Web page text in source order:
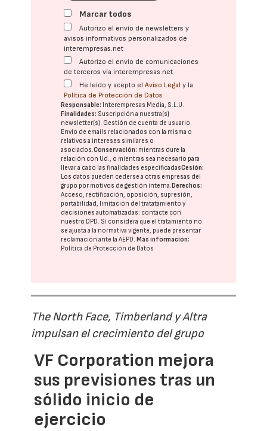
Marcar todos
Autorizo el envío de newsletters y
avisos informativos personalizados de
interempresas.net
Autorizo el envío de comunicaciones
de terceros vía interempresas.net
He leído y acepto elAviso Legal y la
Política de Protección de Datos
Responsable: Interempresas Media, S.L.U.
Finalidades: Suscripción a nuestra(s)
newsletter(s). Gestión de cuenta de usuario.
Envío de emails relacionados con la misma o
relativos a intereses similares o
asociados.Conservación: mientras dure la
relación con Ud., o mientras sea necesario para
llevar a cabo las finalidades especificadasCesión:
Los datos pueden cederse a otras empresas del
grupo por motivos de gestión interna.Derechos:
Acceso, rectificación, oposición, supresión,
portabilidad, limitación del tratatamiento y
decisiones automatizadas: contacte con
nuestro DPD. Si considera que el tratamiento no
se ajusta a la normativa vigente, puede presentar
reclamación ante laAEPD.Más información:
Política de Protección de Datos
The North Face, Timberland y Altra
impulsan el crecimiento del grupo
VF Corporation mejora
sus previsiones tras un
sólido inicio de
ejercicio